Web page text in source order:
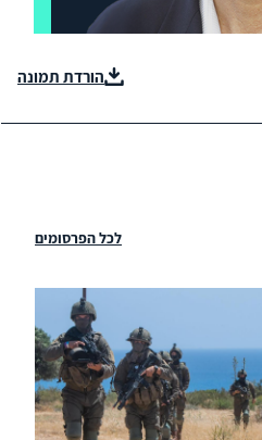
הורדת תמונה
לכל הפרסומים